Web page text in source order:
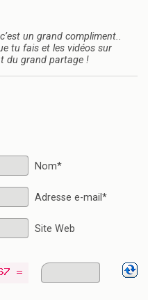
un grand compliment..
tu fais et les vidéos sur
du grand partage !
Nom*
Adresse e-mail*
Site Web